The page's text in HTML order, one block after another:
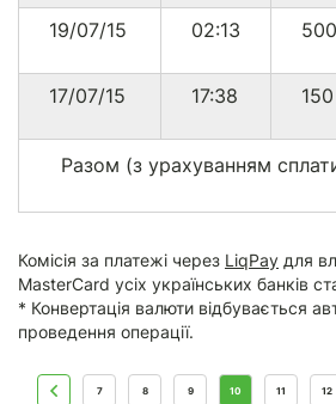
19/07/15
02:13 500
17/07/15
17:38 150
Разом (з урахуванням
Комісія за платежі через LiqPay для
MasterCard усіх українських банків
* Конвертація валюти відбувається
проведення операції.
7 8 9 10 11 12